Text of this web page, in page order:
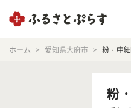
ホーム 愛知県大府市 粉・中
粉